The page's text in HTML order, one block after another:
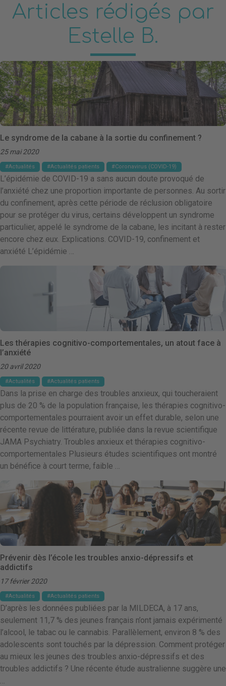
Articles rédigés par
Estelle B.
Le syndrome de la cabane à la sortie du confinement ?
25 mai 2020
Actualités Actualités patients Coronavirus (COVID-19)
L’épidémie de COVID-19 a sans aucun doute provoqué de
l’anxiété chez une proportion importante de personnes. Au sortir
du confinement, après cette période de réclusion obligatoire
pour se protéger du virus, certains développent un syndrome
particulier, appelé le syndrome de la cabane, les incitant à rester
encore chez eux. Explications. COVID-19, confinement et
anxiété L’épidémie …
Les thérapies cognitivo-comportementales, un atout face à
l’anxiété
20 avril 2020
Actualités Actualités patients
Dans la prise en charge des troubles anxieux, qui toucheraient
plus de 20 % de la population française, les thérapies cognitivo-
comportementales pourraient avoir un effet durable, selon une
récente revue de littérature, publiée dans la revue scientifique
JAMA Psychiatry. Troubles anxieux et thérapies cognitivo-
comportementales Plusieurs études scientifiques ont montré
un bénéfice à court terme, faible …
Prévenir dès l’école les troubles anxio-dépressifs et
addictifs
17 février 2020
Actualités Actualités patients
D’après les données publiées par la MILDECA, à 17 ans,
seulement 11,7 % des jeunes français n’ont jamais expérimenté
l’alcool, le tabac ou le cannabis. Parallèlement, environ 8 % des
adolescents sont touchés par la dépression. Comment protéger
au mieux les jeunes des troubles anxio-dépressifs et des
troubles addictifs ? Une récente étude australienne suggère une
…